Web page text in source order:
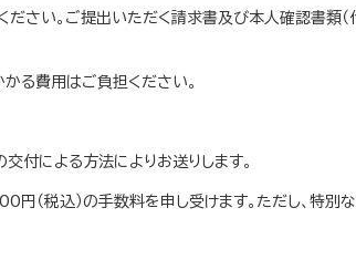
さい。ご提出いただく請求書及び本人確認書類
る費用はご負担ください。
付による方法によりお送りします。
（税込）の手数料を申し受けます。ただし、特別